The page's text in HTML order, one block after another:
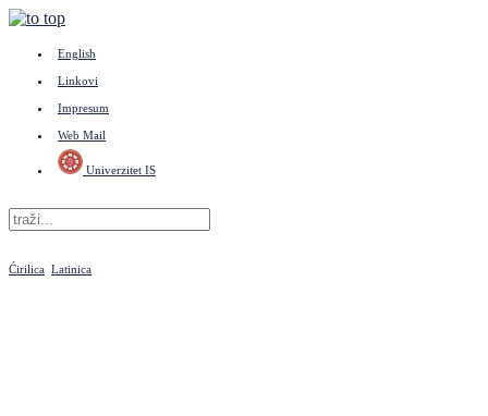
English
Linkovi
Impresum
Web Mail
Univerzitet IS
Ćirilica Latinica